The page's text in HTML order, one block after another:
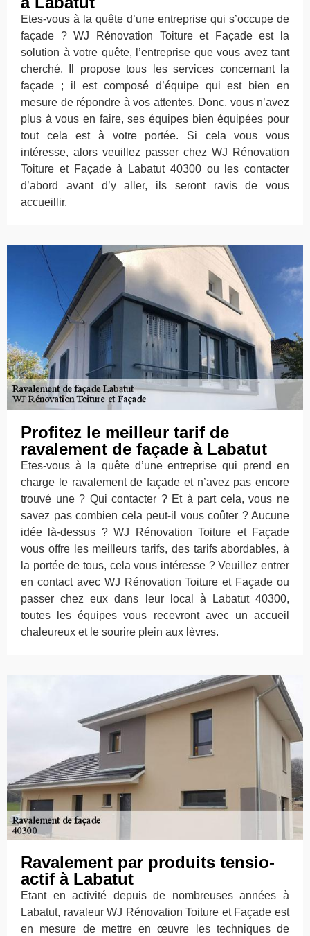
Etes-vous à la quête d’une entreprise qui s’occupe de
façade ? WJ Rénovation Toiture et Façade est la
solution à votre quête, l’entreprise que vous avez tant
cherché. Il propose tous les services concernant la
façade ; il est composé d’équipe qui est bien en
mesure de répondre à vos attentes. Donc, vous n’avez
plus à vous en faire, ses équipes bien équipées pour
tout cela est à votre portée. Si cela vous vous
intéresse, alors veuillez passer chez WJ Rénovation
Toiture et Façade à Labatut 40300 ou les contacter
d’abord avant d’y aller, ils seront ravis de vous
accueillir.
Profitez le meilleur tarif de
ravalement de façade à Labatut
Etes-vous à la quête d’une entreprise qui prend en
charge le ravalement de façade et n’avez pas encore
trouvé une ? Qui contacter ? Et à part cela, vous ne
savez pas combien cela peut-il vous coûter ? Aucune
idée là-dessus ? WJ Rénovation Toiture et Façade
vous offre les meilleurs tarifs, des tarifs abordables, à
la portée de tous, cela vous intéresse ? Veuillez entrer
en contact avec WJ Rénovation Toiture et Façade ou
passer chez eux dans leur local à Labatut 40300,
toutes les équipes vous recevront avec un accueil
chaleureux et le sourire plein aux lèvres.
Ravalement par produits tensio-
actif à Labatut
Etant en activité depuis de nombreuses années à
Labatut, ravaleur WJ Rénovation Toiture et Façade est
en mesure de mettre en œuvre les techniques de